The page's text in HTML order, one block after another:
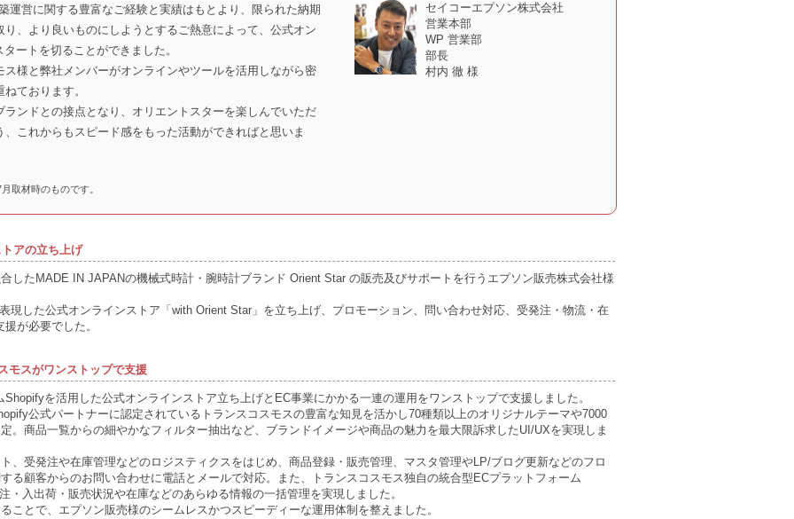
運営に関する豊富なご経験と実績はもとより、限られた納期
、より良いものにしようとするご熱意によって、公式オン
ートを切ることができました。
様と弊社メンバーがオンラインやツールを活用しながら密
ております。
ンドとの接点となり、オリエントスターを楽しんでいただ
これからもスピード感をもった活動ができればと思いま
セイコーエプソン株式会社
営業本部
WP 営業部
部長
村内 徹 様
取材時のものです。
アの立ち上げ
したMADE IN JAPANの機械式時計・腕時計ブランド Orient Star の販売及びサポートを行うエプソン販売株式会社様
現した公式オンラインストア「with Orient Star」を立ち上げ、プロモーション、問い合わせ対応、受発注・物流・在
が必要でした。
モスがワンストップで支援
Shopifyを活用した公式オンラインストア立ち上げとEC事業にかかる一連の運用をワンストップで支援しました。
公式パートナーに認定されているトランスコスモスの豊富な知見を活かし70種類以上のオリジナルテーマや7000
。商品一覧からの細やかなフィルター抽出など、ブランドイメージや商品の魅力を最大限訴求したUI/UXを実現しま
、受発注や在庫管理などのロジスティクスをはじめ、商品登録・販売管理、マスタ管理やLP/ブログ更新などのフロ
る顧客からのお問い合わせに電話とメールで対応。また、トランスコスモス独自の統合型ECプラットフォーム
・入出荷・販売状況や在庫などのあらゆる情報の一括管理を実現しました。
ことで、エプソン販売様のシームレスかつスピーディーな運用体制を整えました。